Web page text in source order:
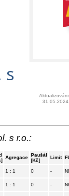
s
31.05.2024
s r.o.:
Agregace Paušál
[Kč]
Limit
1 : 1 0 -
1 : 1 0 -